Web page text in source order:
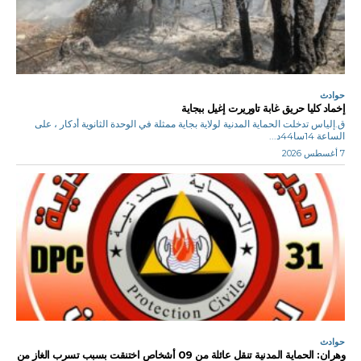
حوادث
إخماد كليا حريق غابة تاوريرت إغيل ببجاية
ق.إلياس تدخلت الحماية المدنية لولاية بجاية ممثلة في الوحدة الثانوية أدكار ، على
الساعة 14سا44د...
7 أغسطس 2026
حوادث
وهران: الحماية المدنية تنقل عائلة من 09 أشخاص اختنقت بسبب تسرب الغاز من